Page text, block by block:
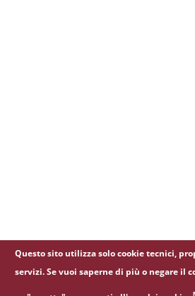
Questo sito utilizza solo cookie tecnici,
servizi. Se vuoi saperne di più o negare il